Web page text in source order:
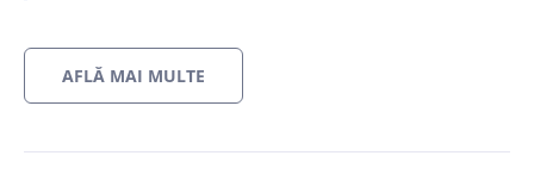
AFLĂ MAI MULTE